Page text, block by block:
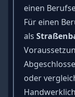
einen
Für einen
als
oder